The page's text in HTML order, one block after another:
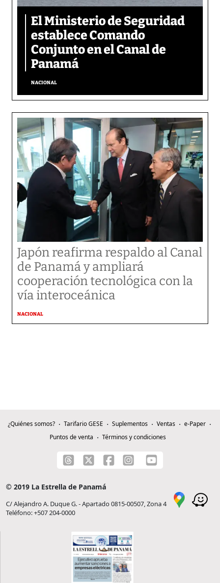
El Ministerio de Seguridad
establece Comando
Conjunto en el Canal de
Panamá
NACIONAL
Japón reafirma respaldo al Canal
de Panamá y ampliará
cooperación tecnológica con la
vía interoceánica
NACIONAL
¿Quiénes somos? Tarifario GESE Suplementos Ventas
e-Paper
Puntos de venta
Términos y condiciones
© 2019 La Estrella de Panamá
C/ Alejandro A. Duque G. - Apartado 0815-00507, Zona 4
Teléfono: +507 204-0000